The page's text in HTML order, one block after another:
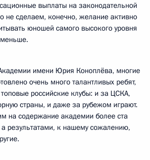
выплаты на законодательной
не сделаем, конечно, желание активно
юношей самого высокого уровня
меньше.
имени Юрия Коноплёва, многие
очень много талантливых ребят,
российские клубы: и за ЦСКА,
страны, и даже за рубежом играют.
на содержание академии более ста
результатами, к нашему сожалению,